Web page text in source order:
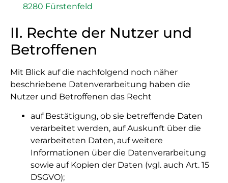
8280 Fürstenfeld
II. Rechte der Nutzer und
Betroffenen
Mit Blick auf die nachfolgend noch näher
beschriebene Datenverarbeitung haben die
Nutzer und Betroffenen das Recht
auf Bestätigung, ob sie betreffende Daten
verarbeitet werden, auf Auskunft über die
verarbeiteten Daten, auf weitere
Informationen über die Datenverarbeitung
sowie auf Kopien der Daten (vgl. auch Art. 15
DSGVO);